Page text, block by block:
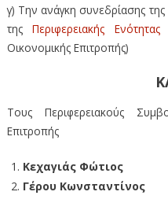
γ) Την ανάγκη συνεδρίασης της
τηςΠεριφερειακής
Οικονομικής Επιτροπής)
Τους Περιφερειακούς
Επιτροπής
Κεχαγιάς Φώτιος
Γέρου Κωνσταντίνος